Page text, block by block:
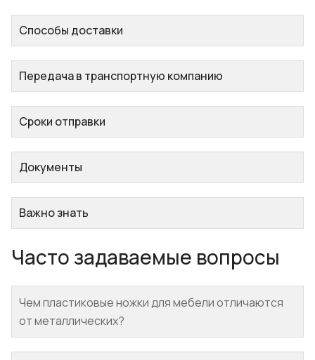
Способы доставки
Передача в транспортную компанию
Сроки отправки
Документы
Важно знать
Часто задаваемые вопросы
Чем пластиковые ножки для мебели отличаются
от металлических?